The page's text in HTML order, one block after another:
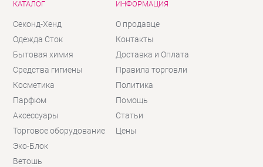
КАТАЛОГ
Секонд-Хенд
Одежда Сток
Бытовая химия
Средства гигиены
Косметика
Парфюм
Аксессуары
Торговое оборудование
Эко-Блок
Ветошь
ИНФОРМАЦИЯ
О продавце
Контакты
Доставка и Оплата
Правила торговли
Политика
Помощь
Статьи
Цены